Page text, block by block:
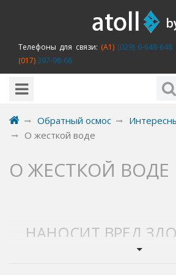
Телефоны для связи: (A1)(029) 6-648-648
(017)397-98-66
Обратный осмос
О жесткой воде
О ЖЕСТКОЙ ВОДЕ
НАНОСИТ ВРЕД
ТЕХНИКЕ